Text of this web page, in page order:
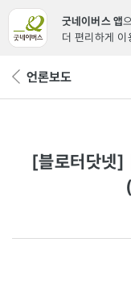
굿네이버스 앱
더 편리하게 이
뒤 언론보도
[블로터닷넷